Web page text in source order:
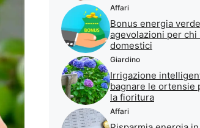
Affari
Bonus energia
agevolazioni per chi
domestici
Giardino
Irrigazione
bagnare le ortensie
la fioritura
Affari